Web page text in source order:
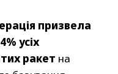
призвела
усіх
ракет на